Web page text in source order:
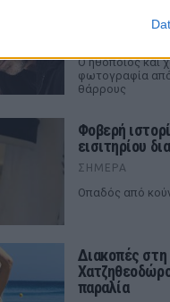
«Θα σηκωθώ
Ο ηθοποιός και
φωτογραφία
θάρρους
Φοβερή
εισιτηρίου
ΣΉΜΕΡΑ
Οπαδός από
Διακοπές στη
παραλία